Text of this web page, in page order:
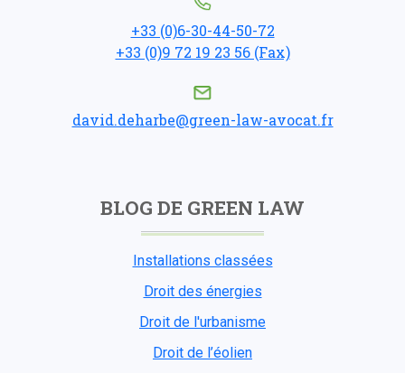
+33 (0)6-30-44-50-72
+33 (0)9 72 19 23 56 (Fax)
david.deharbe@green-law-avocat.fr
BLOG DE GREEN LAW
Installations classées
Droit des énergies
Droit de l'urbanisme
Droit de l’éolien